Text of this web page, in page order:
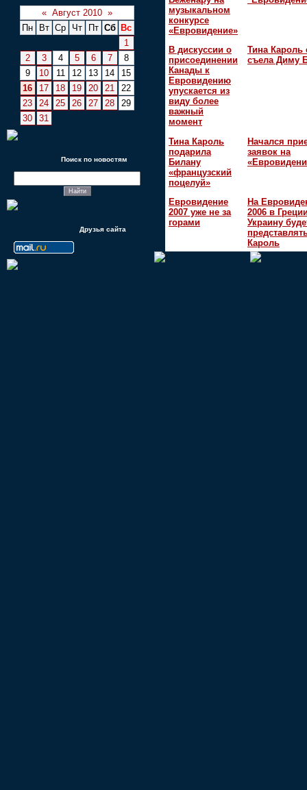
« Август 2010 »
Пн
Вт Ср Чт Пт Сб
Вс
1
2
3 4 5 6 7
8
9
10 11 12 13 14
15
16
17 18 19 20 21
22
23
24 25 26 27 28
29
30
31
Поиск по новостям
Друзья сайта
музыкальном
конкурсе
«Евровидение»
В дискуссии о
присоединении
Канады к
Евровидению
упускается из
виду более
важный
момент
Тина Кароль
съела Диму
Тина Кароль
подарила
Билану
«французский
поцелуй»
Начался
заявок на
Евровидение
2007 уже не за
горами
На
2006 в
Украину
Кароль